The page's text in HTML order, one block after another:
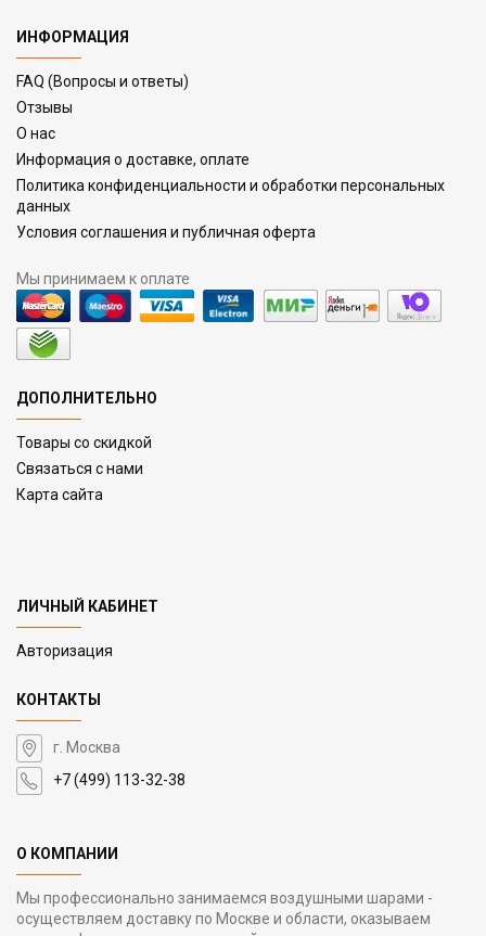
ИНФОРМАЦИЯ
FAQ (Вопросы и ответы)
Отзывы
О нас
Информация о доставке, оплате
Политика конфиденциальности и обработки персональных
данных
Условия соглашения и публичная оферта
Мы принимаем к оплате
ДОПОЛНИТЕЛЬНО
Товары со скидкой
Связаться с нами
Карта сайта
ЛИЧНЫЙ КАБИНЕТ
Авторизация
КОНТАКТЫ
г. Москва
+7 (499) 113-32-38
О КОМПАНИИ
Мы профессионально занимаемся воздушными шарами -
осуществляем доставку по Москве и области, оказываем